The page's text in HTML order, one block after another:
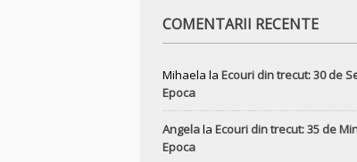
COMENTARII RECENTE
Mihaela la Ecouri din trecut: 30 de
Epoca
Angelala Ecouri din trecut: 35 de
Epoca